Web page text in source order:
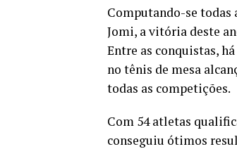
Computando-se todas
Jomi, a vitória deste
Entre as conquistas,
no tênis de mesa
todas as competições.
Com 54 atletas
conseguiu ótimos